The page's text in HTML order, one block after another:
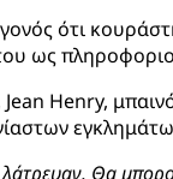
ότι
ως
Henry,
Θα